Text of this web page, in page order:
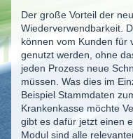
Der große Vorteil der
Wiederverwendbarkeit.
können vom Kunden für
genutzt werden, ohne
jeden Prozess neue
müssen. Was dies im
Beispiel Stammdaten
Krankenkasse möchte
gibt es dafür jetzt einen
Modul sind alle